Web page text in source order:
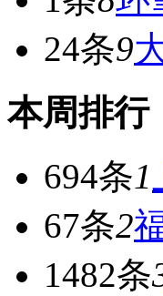
24条9
本周排行
694条1
67条2
1482条